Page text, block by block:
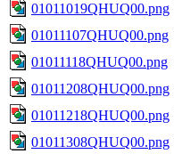
01011019QHUQ00.png
01011107QHUQ00.png
01011118QHUQ00.png
01011208QHUQ00.png
01011218QHUQ00.png
01011308QHUQ00.png